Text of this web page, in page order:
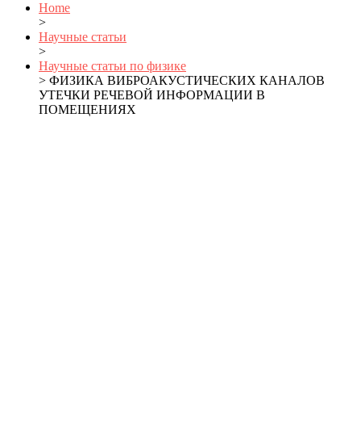
Home
>
Научные статьи
>
Научные статьи по физике
> ФИЗИКА ВИБРОАКУСТИЧЕСКИХ КАНАЛОВ
УТЕЧКИ РЕЧЕВОЙ ИНФОРМАЦИИ В
ПОМЕЩЕНИЯХ